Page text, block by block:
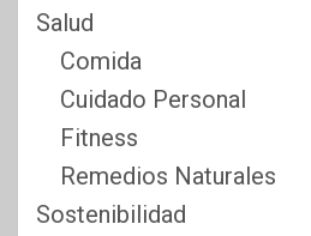
Salud
Comida
Cuidado Personal
Fitness
Remedios Naturales
Sostenibilidad